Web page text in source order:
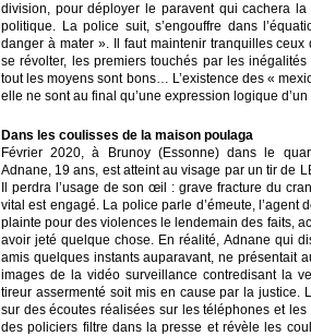
division, pour déployer le paravent qui cachera
politique. La police suit, s’engouffre dans
danger à mater ». Il faut maintenir tranquilles
se révolter, les premiers touchés par les
tout les moyens sont bons… L’existence des «
elle ne sont au final qu’une expression logique
Dans les coulisses de la maison poulaga
Février 2020, à Brunoy (Essonne) dans le
Adnane, 19 ans, est atteint au visage par un tir de
Il perdra l’usage de son œil : grave fracture du
vital est engagé. La police parle d’émeute, l’agent
plainte pour des violences le lendemain des faits,
avoir jeté quelque chose. En réalité, Adnane qui
amis quelques instants auparavant, ne présentait
images de la vidéo surveillance contredisant la
tireur assermenté soit mis en cause par la justice.
sur des écoutes réalisées sur les téléphones et
des policiers filtre dans la presse et révèle les